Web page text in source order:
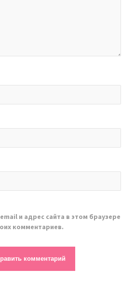
и адрес сайта в этом браузере
комментариев.